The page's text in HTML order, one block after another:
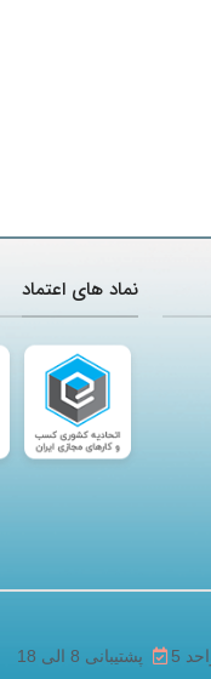
نماد های اعتماد
پشتیبانی 8 الی 18